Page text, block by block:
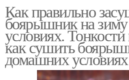
Как правильно
боярышник на
условиях. Тонкости
как сушить
домашних условиях